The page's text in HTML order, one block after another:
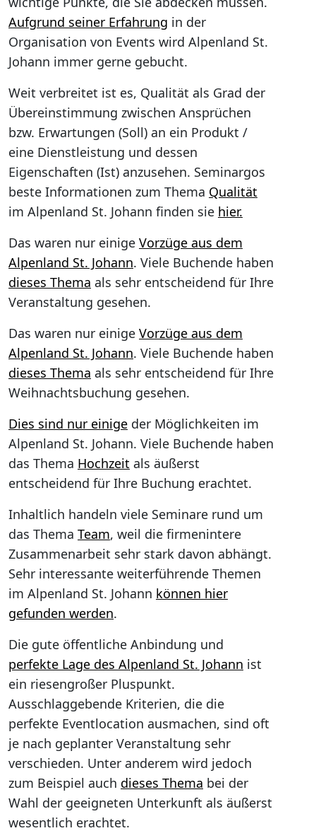
Aufgrund seiner Erfahrung in der
Organisation von Events wird Alpenland St.
Johann immer gerne gebucht.
Weit verbreitet ist es, Qualität als Grad der
Übereinstimmung zwischen Ansprüchen
bzw. Erwartungen (Soll) an ein Produkt /
eine Dienstleistung und dessen
Eigenschaften (Ist) anzusehen. Seminargos
beste Informationen zum Thema Qualität
im Alpenland St. Johann finden sie hier.
Das waren nur einige Vorzüge aus dem
Alpenland St. Johann. Viele Buchende haben
dieses Thema als sehr entscheidend für Ihre
Veranstaltung gesehen.
Das waren nur einige Vorzüge aus dem
Alpenland St. Johann. Viele Buchende haben
dieses Thema als sehr entscheidend für Ihre
Weihnachtsbuchung gesehen.
Dies sind nur einige der Möglichkeiten im
Alpenland St. Johann. Viele Buchende haben
das Thema Hochzeit als äußerst
entscheidend für Ihre Buchung erachtet.
Inhaltlich handeln viele Seminare rund um
das Thema Team, weil die firmenintere
Zusammenarbeit sehr stark davon abhängt.
Sehr interessante weiterführende Themen
im Alpenland St. Johann können hier
gefunden werden.
Die gute öffentliche Anbindung und
perfekte Lage des Alpenland St. Johann ist
ein riesengroßer Pluspunkt.
Ausschlaggebende Kriterien, die die
perfekte Eventlocation ausmachen, sind oft
je nach geplanter Veranstaltung sehr
verschieden. Unter anderem wird jedoch
zum Beispiel auch dieses Thema bei der
Wahl der geeigneten Unterkunft als äußerst
wesentlich erachtet.